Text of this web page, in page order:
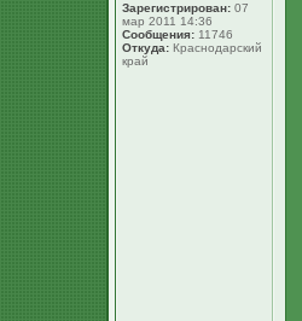
Зарегистрирован: 07
мар 2011 14:36
Сообщения: 11746
Откуда: Краснодарский
край